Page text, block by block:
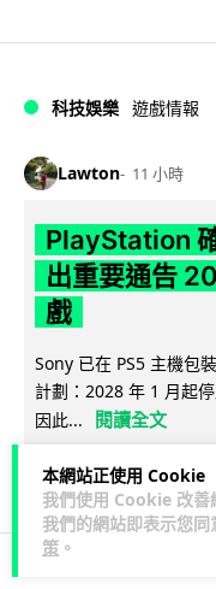
本網站正使用 Cookie
我們使用 Cookie 改善
我們的網站即表示您同
策 。
科技娛樂 遊戲情報
Lawton 11 小時
PlayStation
出重要通告
戲
Sony 已在 PS5 主機包
計劃：2028 年 1 月起
因此...
閱讀全文
131 65 ↗ 分享